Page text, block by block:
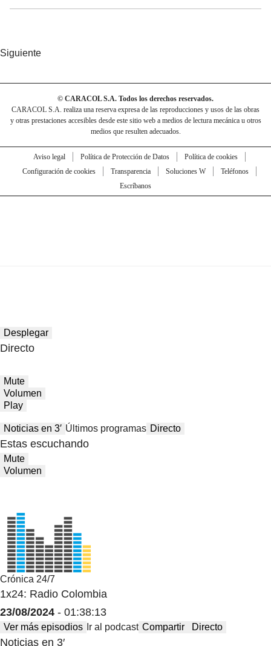
Siguiente
© CARACOL S.A. Todos los derechos reservados.
CARACOL S.A. realiza una reserva expresa de las reproducciones y usos de las obras
y otras prestaciones accesibles desde este sitio web a medios de lectura mecánica u otros
medios que resulten adecuados.
Aviso legal Política de Protección de Datos
Política de cookies
Configuración de cookies
Transparencia Soluciones W
Teléfonos
Escríbanos
Desplegar
Directo
Mute
Volumen
Play
Noticias en 3′ Últimos programas Directo
Estas escuchando
Mute
Volumen
Crónica 24/7
1x24: Radio Colombia
23/08/2024 - 01:38:13
Ver más episodios Ir al podcast Compartir Directo
Noticias en 3′